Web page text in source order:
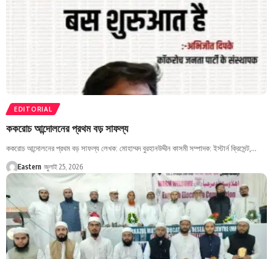
EDITORIAL
ককরোচ আন্দোলনের প্রথম বড় সাফল্য
ককরোচ আন্দোলনের প্রথম বড় সাফল্য লেখক: মোহাম্মদ বুরহানউদ্দীন কাসমী সম্পাদক: ইস্টার্ন ক্রিসেন্ট,…
Eastern জুলাই 25, 2026